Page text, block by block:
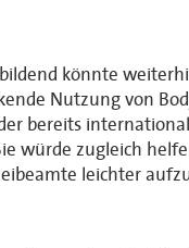
könnte
Nutzung von
bereits
würde zugleich
leichter